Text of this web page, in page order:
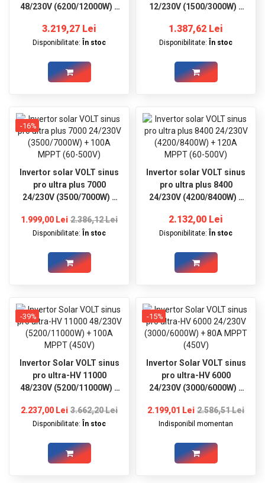
48/230V (6200/12000W) +
3.219,27 Lei
Disponibilitate: În stoc
12/230V (1500/3000W) +
1.387,62 Lei
Disponibilitate: În stoc
-16%
Invertor solar VOLT sinus
pro ultra plus 7000
24/230V (3500/7000W) +
1.999,00 Lei 2.386,12 Lei
Disponibilitate: În stoc
Invertor solar VOLT sinus
pro ultra plus 8400
24/230V (4200/8400W) +
2.132,00 Lei
Disponibilitate: În stoc
-39%
Invertor Solar VOLT sinus
pro ultra-HV 11000
48/230V (5200/11000W) +
2.237,00 Lei 3.662,20 Lei
Disponibilitate: În stoc
-15%
Invertor Solar VOLT sinus
pro ultra-HV 6000
24/230V (3000/6000W) +
2.199,01 Lei 2.586,51 Lei
Indisponibil momentan